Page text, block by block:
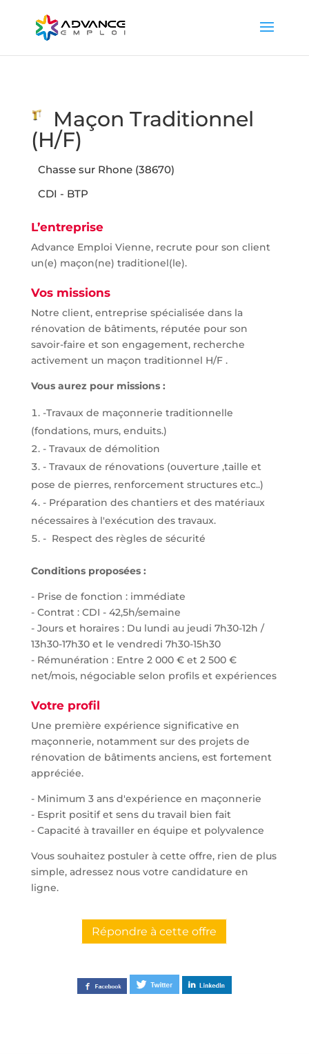
Maçon Traditionnel
(H/F)
Chasse sur Rhone (38670)
CDI - BTP
L’entreprise
Advance Emploi Vienne, recrute pour son client
un(e) maçon(ne) traditionel(le).
Vos missions
Notre client, entreprise spécialisée dans la
rénovation de bâtiments, réputée pour son
savoir-faire et son engagement, recherche
activement un maçon traditionnel H/F .
Vous aurez pour missions :
-Travaux de maçonnerie traditionnelle
(fondations, murs, enduits.)
- Travaux de démolition
- Travaux de rénovations (ouverture ,taille et
pose de pierres, renforcement structures etc..)
- Préparation des chantiers et des matériaux
nécessaires à l'exécution des travaux.
- Respect des règles de sécurité
Conditions proposées :
- Prise de fonction : immédiate
- Contrat : CDI - 42,5h/semaine
- Jours et horaires : Du lundi au jeudi 7h30-12h /
13h30-17h30 et le vendredi 7h30-15h30
- Rémunération : Entre 2 000 € et 2 500 €
net/mois, négociable selon profils et expériences
Votre profil
Une première expérience significative en
maçonnerie, notamment sur des projets de
rénovation de bâtiments anciens, est fortement
appréciée.
- Minimum 3 ans d'expérience en maçonnerie
- Esprit positif et sens du travail bien fait
- Capacité à travailler en équipe et polyvalence
Vous souhaitez postuler à cette offre, rien de plus
simple, adressez nous votre candidature en
ligne.
Répondre à cette offre